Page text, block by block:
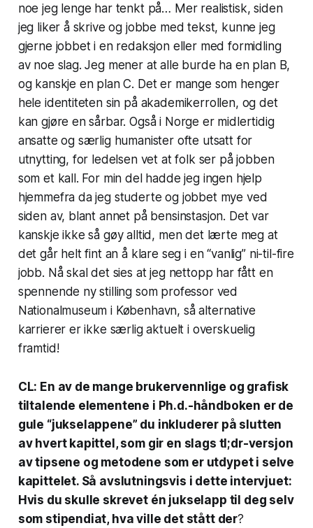
noe jeg lenge har tenkt på… Mer realistisk, siden
jeg liker å skrive og jobbe med tekst, kunne jeg
gjerne jobbet i en redaksjon eller med formidling
av noe slag. Jeg mener at alle burde ha en plan B,
og kanskje en plan C. Det er mange som henger
hele identiteten sin på akademikerrollen, og det
kan gjøre en sårbar. Også i Norge er midlertidig
ansatte og særlig humanister ofte utsatt for
utnytting, for ledelsen vet at folk ser på jobben
som et kall. For min del hadde jeg ingen hjelp
hjemmefra da jeg studerte og jobbet mye ved
siden av, blant annet på bensinstasjon. Det var
kanskje ikke så gøy alltid, men det lærte meg at
det går helt fint an å klare seg i en “vanlig” ni-til-fire
jobb. Nå skal det sies at jeg nettopp har fått en
spennende ny stilling som professor ved
Nationalmuseum i København, så alternative
karrierer er ikke særlig aktuelt i overskuelig
framtid!
CL: En av de mange brukervennlige og grafisk
tiltalende elementene i Ph.d.-håndboken er de
gule “jukselappene” du inkluderer på slutten
av hvert kapittel, som gir en slags tl;dr-versjon
av tipsene og metodene som er utdypet i selve
kapittelet. Så avslutningsvis i dette intervjuet:
Hvis du skulle skrevet én jukselapp til deg selv
som stipendiat, hva ville det stått der?